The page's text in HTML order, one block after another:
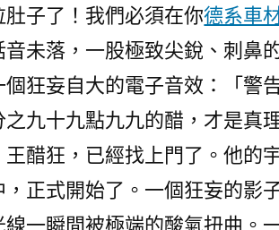
肚子了！我們必須在你德系車
音未落，一股極致尖銳、刺鼻
個狂妄自大的電子音效：「警
之九十九點九九的醋，才是真
王醋狂，已經找上門了。他的
，正式開始了。一個狂妄的影
一瞬間被極端的酸氣扭曲。